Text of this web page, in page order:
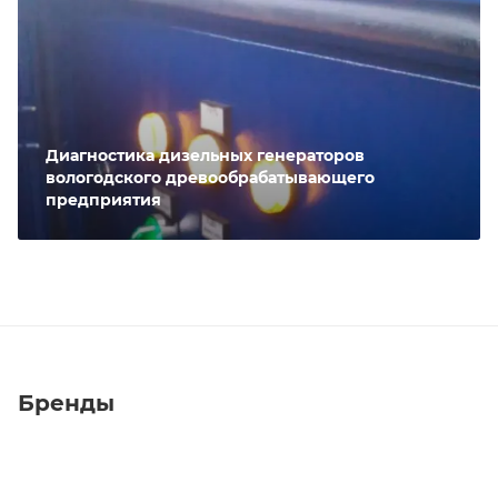
Диагностика дизельных генераторов
вологодского древообрабатывающего
предприятия
Бренды